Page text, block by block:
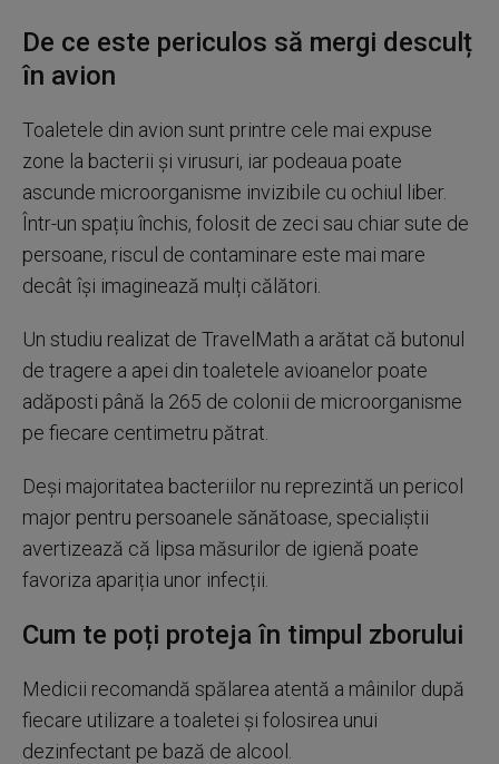
De ce este periculos să mergi desculț
în avion
Toaletele din avion sunt printre cele mai expuse
zone la bacterii și virusuri, iar podeaua poate
ascunde microorganisme invizibile cu ochiul liber.
Într-un spațiu închis, folosit de zeci sau chiar sute de
persoane, riscul de contaminare este mai mare
decât își imaginează mulți călători.
Un studiu realizat de TravelMath a arătat că butonul
de tragere a apei din toaletele avioanelor poate
adăposti până la 265 de colonii de microorganisme
pe fiecare centimetru pătrat.
Deși majoritatea bacteriilor nu reprezintă un pericol
major pentru persoanele sănătoase, specialiștii
avertizează că lipsa măsurilor de igienă poate
favoriza apariția unor infecții.
Cum te poți proteja în timpul zborului
Medicii recomandă spălarea atentă a mâinilor după
fiecare utilizare a toaletei și folosirea unui
dezinfectant pe bază de alcool.